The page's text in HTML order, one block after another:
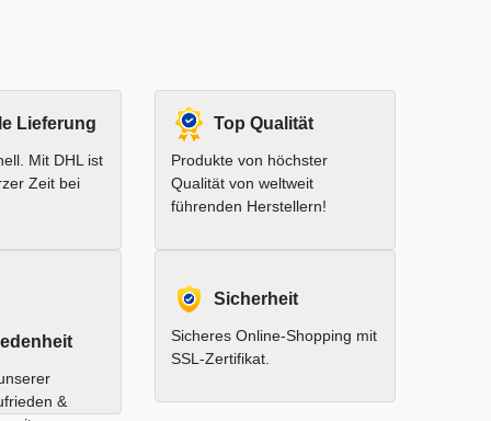
Lieferung
Mit DHL ist
Zeit bei
Top Qualität
Produkte von höchster
Qualität von weltweit
führenden Herstellern!
&
Sicherheit
Sicheres Online-Shopping mit
SSL-Zertifikat.